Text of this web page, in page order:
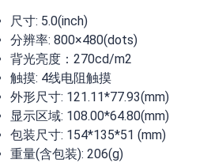
尺寸: 5.0(inch)
分辨率: 800×480(dots)
背光亮度：270cd/m2
触摸: 4线电阻触摸
外形尺寸: 121.11*77.93(mm)
显示区域: 108.00*64.80(mm)
包装尺寸: 154*135*51 (mm)
重量(含包装): 206(g)